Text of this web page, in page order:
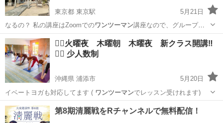
東京都 東京駅
5月21日
なるの？ 私の講座はZoomでのワンツーマン講座なので、グループ講
座とは違いあ…
東京 中央区 東京駅 占い チャネリング
🧘‍♀️火曜夜 木曜朝 木曜夜 新クラス開講‼️
🧘‍♂️ 少人数制
沖縄県 浦添市
5月20日
イベートヨガも対応してます ( ワンツーマンでレッスン受けれます)
沖縄 浦添市 ヨガ クラス